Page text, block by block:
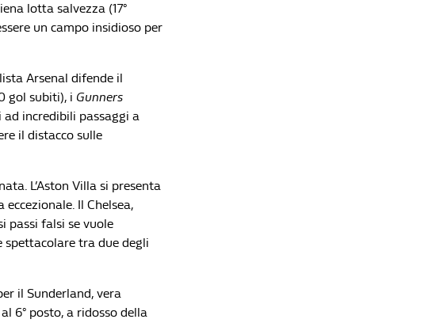
lotta salvezza (17°
un campo insidioso per
Arsenal difende il
gol subiti), i Gunners
incredibili passaggi a
il distacco sulle
L’Aston Villa si presenta
Il Chelsea,
passi falsi se vuole
spettacolare tra due degli
il Sunderland, vera
6° posto, a ridosso della